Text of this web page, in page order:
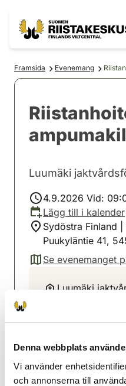
Denna webbplats
Vi använder
och annonserna till
Framsida Evenemang
Luumäki
4.9.2026 Vid:
Lägg till i kalender
Sydöstra Finland
Puukyläntie 41,
Se evenemanget
(avautuu uuteen
Luumäki